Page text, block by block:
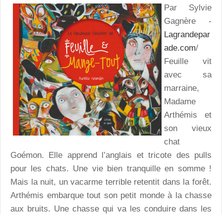
Par Sylvie
Gagnère -
Lagrandepar
ade.com/
Feuille vit
avec sa
marraine,
Madame
Arthémis et
son vieux
chat
Goémon. Elle apprend l’anglais et tricote des pulls
pour les chats. Une vie bien tranquille en somme !
Mais la nuit, un vacarme terrible retentit dans la forêt.
Arthémis embarque tout son petit monde à la chasse
aux bruits. Une chasse qui va les conduire dans les